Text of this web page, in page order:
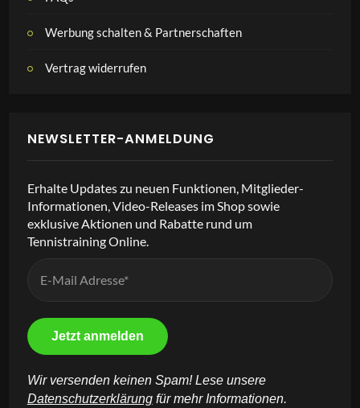
Werbung schalten & Partnerschaften
Vertrag widerrufen
NEWSLETTER-ANMELDUNG
Erhalte Updates zu neuen Funktionen, Mitglieder-
Informationen, Video-Releases im Shop sowie
exklusive Aktionen und Rabatte rund um
Tennistraining Online.
Wir versenden keinen Spam! Lese unsere
Datenschutzerklärungfür mehr Informationen.